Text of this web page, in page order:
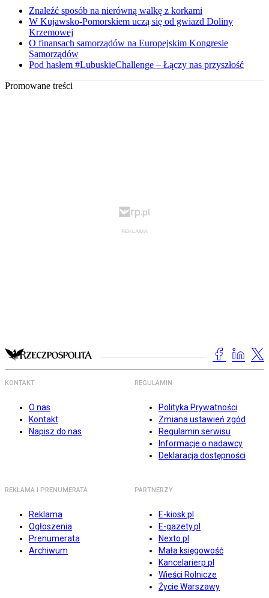
Znaleźć sposób na nierówną walkę z korkami
W Kujawsko-Pomorskiem uczą się od gwiazd Doliny
Krzemowej
O finansach samorządów na Europejskim Kongresie
Samorządów
Pod hasłem #LubuskieChallenge – Łączy nas przyszłość
Promowane treści
KONTAKT
O nas
Kontakt
Napisz do nas
REGULAMIN
Polityka Prywatności
Zmiana ustawień zgód
Regulamin serwisu
Informacje o nadawcy
Deklaracja dostępności
REKLAMA I PRENUMERATA
Reklama
Ogłoszenia
Prenumerata
Archiwum
PARTNERZY
E-kiosk.pl
E-gazety.pl
Nexto.pl
Mała księgowość
Kancelarierp.pl
Wieści Rolnicze
Życie Warszawy